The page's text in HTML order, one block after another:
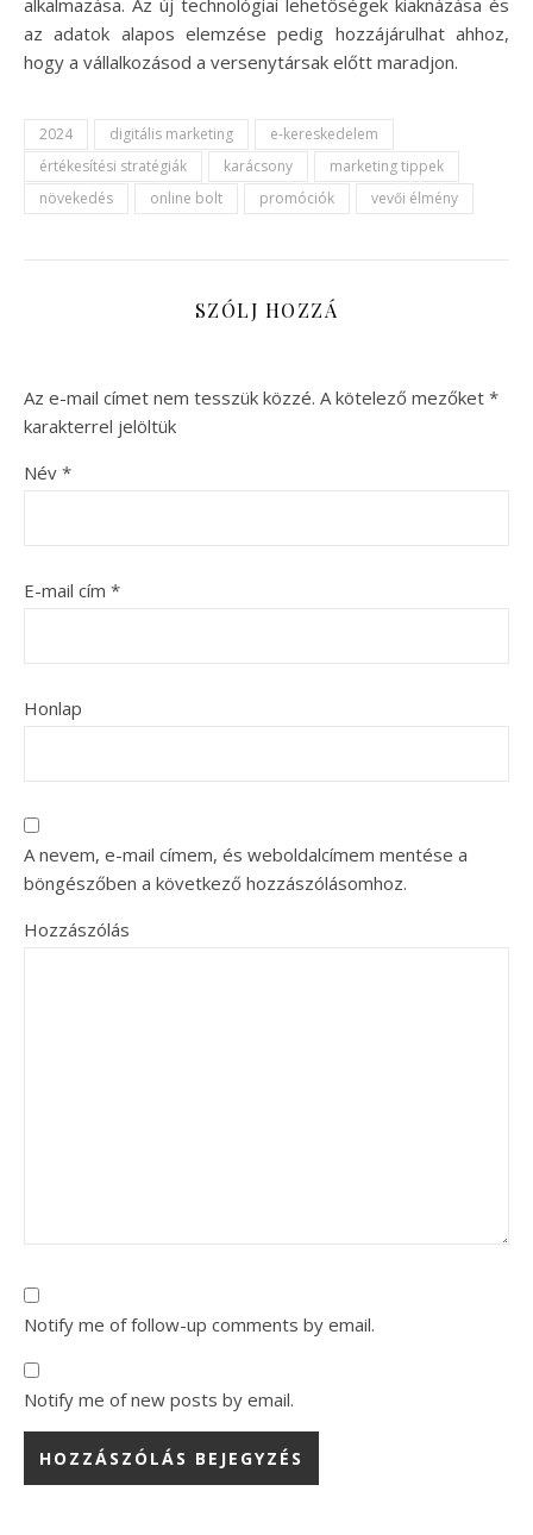
alkalmazása. Az új technológiai lehetőségek kiaknázása és
az adatok alapos elemzése pedig hozzájárulhat ahhoz,
hogy a vállalkozásod a versenytársak előtt maradjon.
2024 digitális marketing
e-kereskedelem
értékesítési stratégiák
karácsony
marketing tippek
növekedés
online bolt promóciók vevői élmény
SZÓLJ HOZZÁ
Az e-mail címet nem tesszük közzé. A kötelező mezőket *
karakterrel jelöltük
Név *
E-mail cím *
Honlap
A nevem, e-mail címem, és weboldalcímem mentése a
böngészőben a következő hozzászólásomhoz.
Hozzászólás
Notify me of follow-up comments by email.
Notify me of new posts by email.